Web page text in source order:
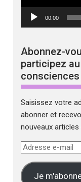
00:00
Abonnez-
participez
consciences
Saisissez votre
abonner et
nouveaux articles
Adresse
mail Je